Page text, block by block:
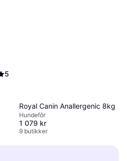
5
Royal Canin Anallergenic 8kg
Hundefôr
1 079 kr
9 butikker